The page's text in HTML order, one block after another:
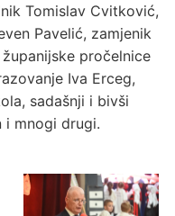
Tomislav Cvitković,
Pavelić, zamjenik
pročelnice
Iva Erceg,
sadašnji i bivši
i mnogi drugi.